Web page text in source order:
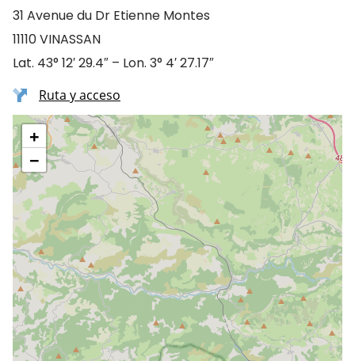
31 Avenue du Dr Etienne Montes
11110 VINASSAN
Lat. 43° 12′ 29.4″ – Lon. 3° 4′ 27.17″
Ruta y acceso
+
−